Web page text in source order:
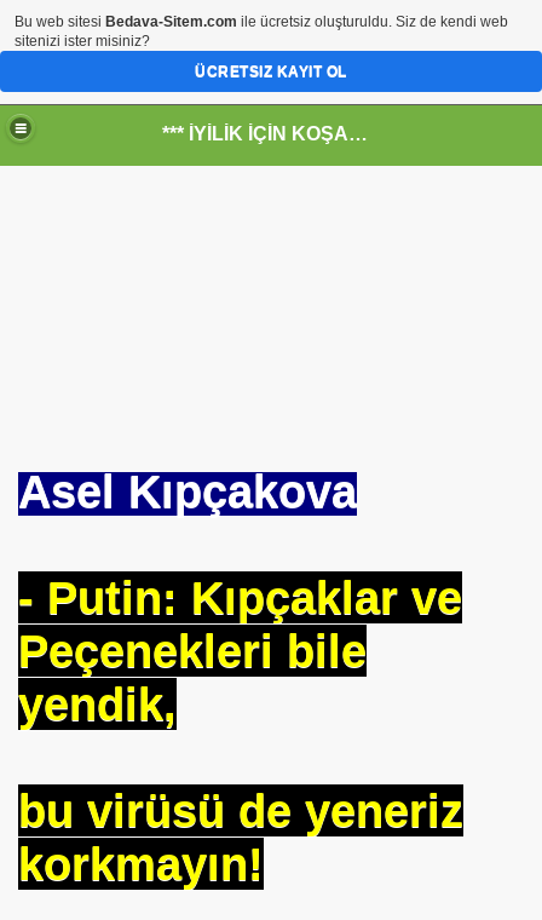
*** İYİLİK İÇİN KOŞANLARIN YERİ***
Asel Kıpçakova
- Putin: Kıpçaklar ve
Peçenekleri bile
yendik,
bu virüsü de yeneriz
korkmayın!
-Engellenen Mühendis !!!
Halal Food
Bu web sitesi Bedava-Sitem.com ile ücretsiz oluşturuldu. Siz de kendi web
sitenizi ister misiniz?
ÜCRETSIZ KAYIT OL